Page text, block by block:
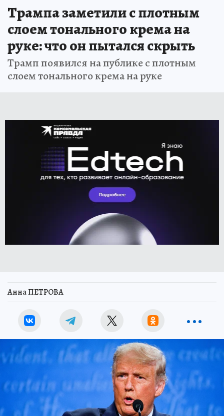
Трампа заметили с плотным
слоем тонального крема на
руке: что он пытался скрыть
Трамп появился на публике с плотным
слоем тонального крема на руке
Анна ПЕТРОВА